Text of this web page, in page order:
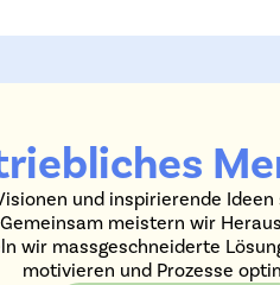
und inspirierende
meistern wir
wir massgeschneiderte
motivieren und Prozesse